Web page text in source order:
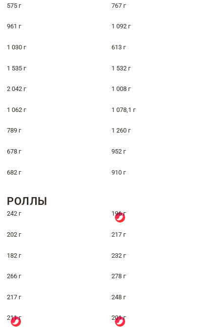
575 г 767 г
961 г 1 092 г
1 030 г 613 г
1 535 г 1 532 г
2 042 г 1 008 г
1 062 г 1 078,1 г
789 г 1 260 г
678 г 952 г
682 г 910 г
РОЛЛЫ
242 г 196 г
202 г 217 г
182 г 232 г
266 г 278 г
217 г 248 г
211 г 201 г